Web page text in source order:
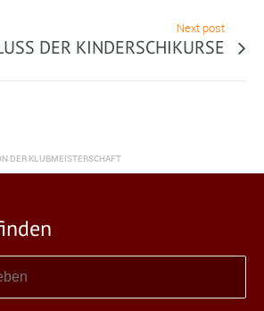
Next post
DER KINDERSCHIKURSE
DER KLUBMEISTERSCHAFT